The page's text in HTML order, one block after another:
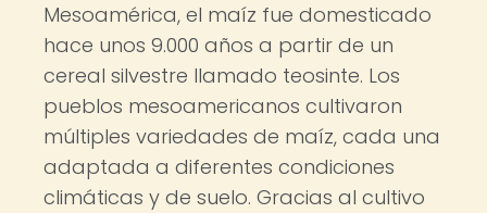
Mesoamérica, el maíz fue domesticado
hace unos 9.000 años a partir de un
cereal silvestre llamado teosinte. Los
pueblos mesoamericanos cultivaron
múltiples variedades de maíz, cada una
adaptada a diferentes condiciones
climáticas y de suelo. Gracias al cultivo